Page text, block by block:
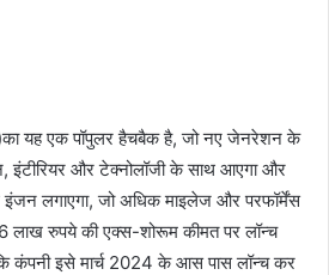
यह एक पॉपुलर हैचबैक है, जो नए जेनरेशन के
इंटीरियर और टेक्नोलॉजी के साथ आएगा और
इंजन लगाएगा, जो अधिक माइलेज और परफॉर्मेंस
लाख रुपये की एक्स-शोरूम कीमत पर लॉन्च
कंपनी इसे मार्च 2024 के आस पास लॉन्च कर